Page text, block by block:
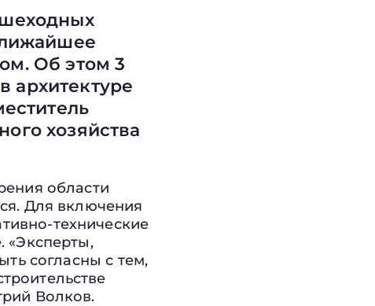
Об этом 3
хозяйства
области
Для включения
технические
«Эксперты,
согласны с тем,
Волков.